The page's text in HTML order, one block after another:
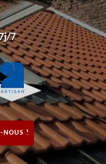
7
NOUS !